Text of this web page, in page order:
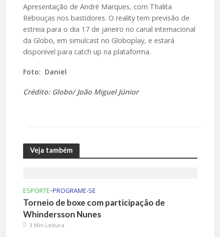
Apresentação de André Marques, com Thalita
Rebouças nos bastidores. O reality tem previsão de
estreia para o dia 17 de janeiro no canal internacional
da Globo, em simulcast no Globoplay, e estará
disponível para catch up na plataforma.
Foto: Daniel
Crédito: Globo/ João Miguel Júnior
Veja também
ESPORTE•PROGRAME-SE
Torneio de boxe com participação de
Whindersson Nunes
3 Min Leitura